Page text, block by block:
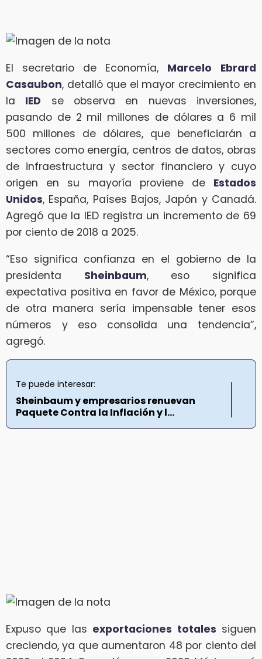
El secretario de Economía, Marcelo
Ebrard
Casaubon, detalló que el mayor crecimiento en
la IED se observa en nuevas inversiones,
pasando de 2 mil millones de dólares a 6 mil
500 millones de dólares, que beneficiarán a
sectores como energía, centros de datos, obras
de infraestructura y sector financiero y cuyo
origen en su mayoría proviene de Estados
Unidos, España, Países Bajos, Japón y Canadá.
Agregó que la IED registra un incremento de 69
por ciento de 2018 a 2025.
“Eso significa confianza en el gobierno de la
presidenta Sheinbaum, eso significa
expectativa positiva en favor de México, porque
de otra manera sería impensable tener esos
números y eso consolida una tendencia”,
agregó.
Te puede interesar:
Sheinbaum y empresarios renuevan
Paquete Contra la Inflación y l...
Expuso que las exportaciones totales siguen
creciendo, ya que aumentaron 48 por ciento del